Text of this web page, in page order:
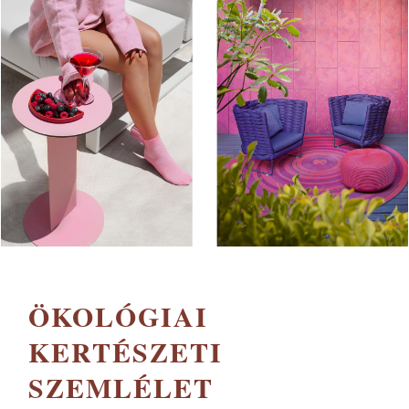
ÖKOLÓGIAI
KERTÉSZETI
SZEMLÉLET